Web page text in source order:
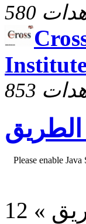
الطريق
Please enable